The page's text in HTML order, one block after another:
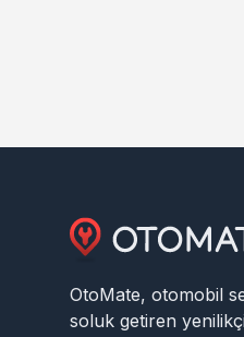
OtoMate, otomobil
soluk getiren